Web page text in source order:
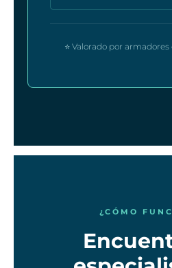
⭐ Valorado por
¿CÓMO